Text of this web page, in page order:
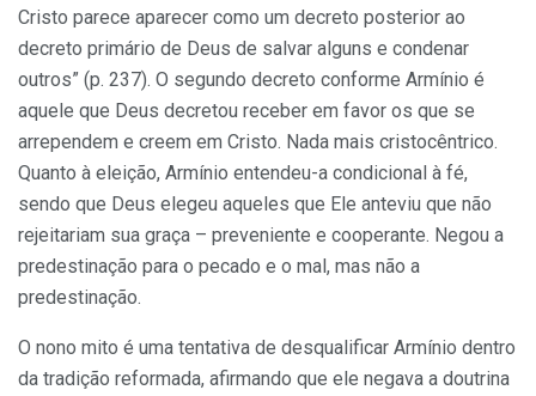
Cristo parece aparecer como um decreto posterior ao
decreto primário de Deus de salvar alguns e condenar
outros” (p. 237). O segundo decreto conforme Armínio é
aquele que Deus decretou receber em favor os que se
arrependem e creem em Cristo. Nada mais cristocêntrico.
Quanto à eleição, Armínio entendeu-a condicional à fé,
sendo que Deus elegeu aqueles que Ele anteviu que não
rejeitariam sua graça – preveniente e cooperante. Negou a
predestinação para o pecado e o mal, mas não a
predestinação.
O nono mito é uma tentativa de desqualificar Armínio dentro
da tradição reformada, afirmando que ele negava a doutrina